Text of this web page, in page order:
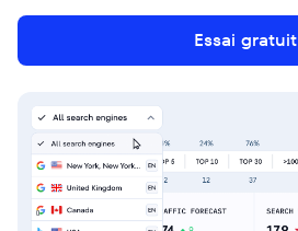
Essai gratuit